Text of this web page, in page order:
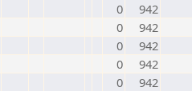
0
942
0
942
0
942
0
942
0
942